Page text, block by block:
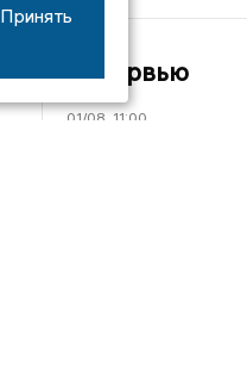
Интервью
01/08 11:00
Принять